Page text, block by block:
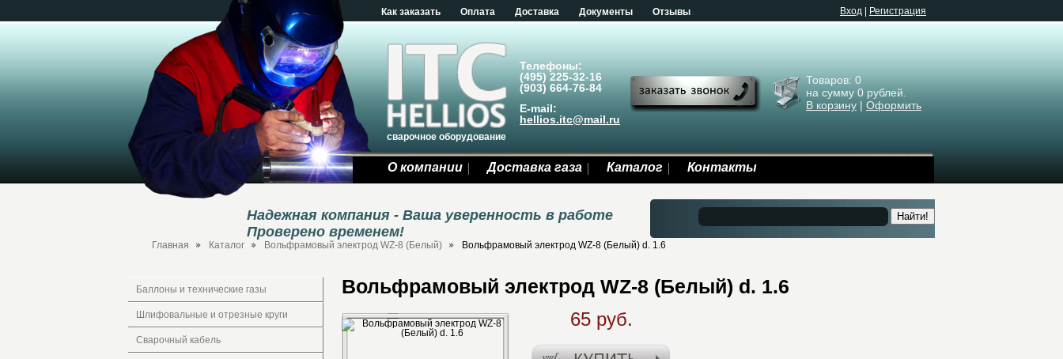
Как заказать Оплата Доставка Документы Отзывы Bход Регистрация
сварочное оборудование
Телефоны:
(495) 225-32-16
(903) 664-76-84
E-mail:
hellios.itc@mail.ru
Товаров: 0
на сумму 0 рублей.
В корзину | Оформить
О компании Доставка газа Каталог Контакты
Надежная компания - Ваша уверенность в работе
Проверено временем!
Найти!
Главная Каталог Вольфрамовый электрод WZ-8 (Белый) Вольфрамовый электрод WZ-8 (Белый) d. 1.6
Баллоны и технические газы
Шлифовальные и отрезные круги
Сварочный кабель
Вольфрамовый электрод WZ-8 (Белый) d. 1.6
65 руб.